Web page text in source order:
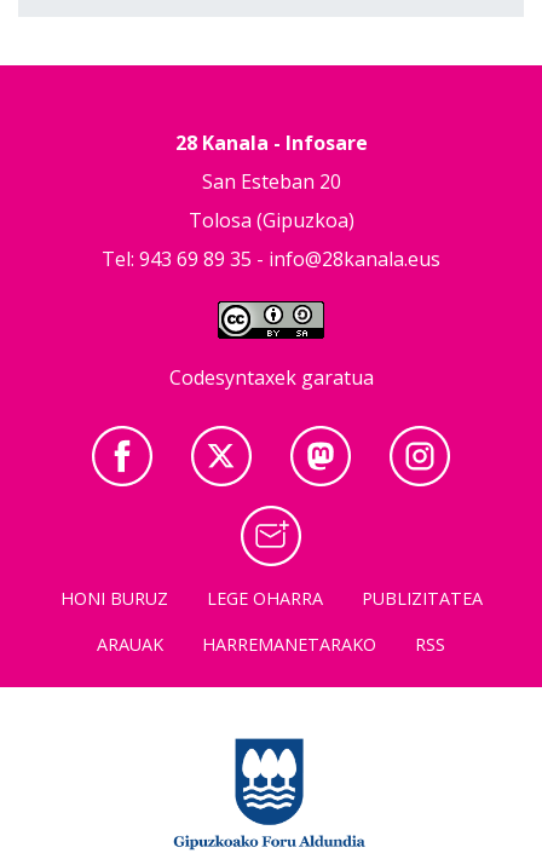
28 Kanala - Infosare
San Esteban 20
Tolosa (Gipuzkoa)
Tel: 943 69 89 35 - info@28kanala.eus
Codesyntaxek garatua
HONI BURUZ LEGE OHARRA
PUBLIZITATEA
ARAUAK
HARREMANETARAKO RSS